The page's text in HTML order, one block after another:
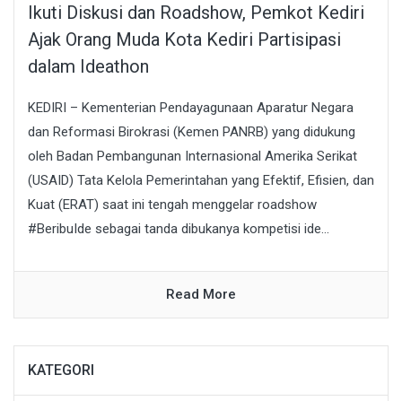
Ikuti Diskusi dan Roadshow, Pemkot Kediri
Ajak Orang Muda Kota Kediri Partisipasi
dalam Ideathon
KEDIRI – Kementerian Pendayagunaan Aparatur Negara
dan Reformasi Birokrasi (Kemen PANRB) yang didukung
oleh Badan Pembangunan Internasional Amerika Serikat
(USAID) Tata Kelola Pemerintahan yang Efektif, Efisien, dan
Kuat (ERAT) saat ini tengah menggelar roadshow
#BeribuIde sebagai tanda dibukanya kompetisi ide...
Read More
KATEGORI